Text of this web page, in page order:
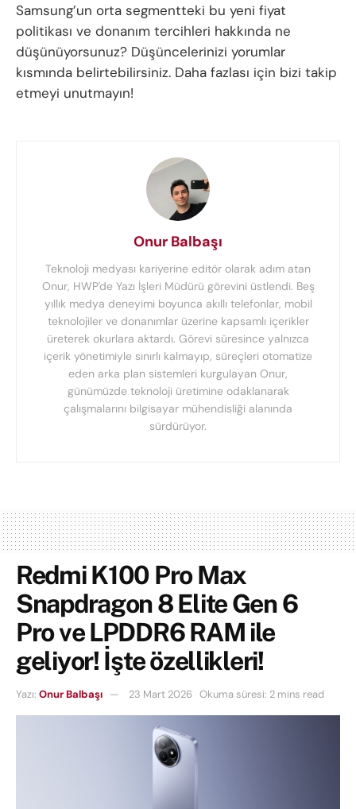
Samsung’un orta segmentteki bu yeni fiyat
politikası ve donanım tercihleri hakkında ne
düşünüyorsunuz? Düşüncelerinizi yorumlar
kısmında belirtebilirsiniz. Daha fazlası için bizi takip
etmeyi unutmayın!
Onur Balbaşı
Teknoloji medyası kariyerine editör olarak adım atan
Onur, HWP'de Yazı İşleri Müdürü görevini üstlendi. Beş
yıllık medya deneyimi boyunca akıllı telefonlar, mobil
teknolojiler ve donanımlar üzerine kapsamlı içerikler
üreterek okurlara aktardı. Görevi süresince yalnızca
içerik yönetimiyle sınırlı kalmayıp, süreçleri otomatize
eden arka plan sistemleri kurgulayan Onur,
günümüzde teknoloji üretimine odaklanarak
çalışmalarını bilgisayar mühendisliği alanında
sürdürüyor.
Redmi K100 Pro Max
Snapdragon 8 Elite Gen 6
Pro ve LPDDR6 RAM ile
geliyor! İşte özellikleri!
Yazı: Onur Balbaşı 23 Mart 2026 Okuma süresi: 2 mins read